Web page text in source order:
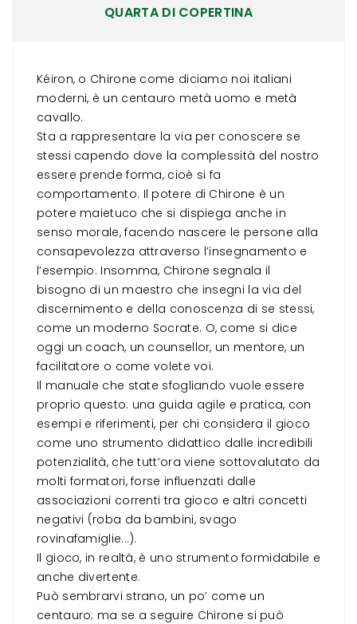
QUARTA DI COPERTINA
Kéiron, o Chirone come diciamo noi italiani
moderni, è un centauro metà uomo e metà
cavallo.
Sta a rappresentare la via per conoscere se
stessi capendo dove la complessità del nostro
essere prende forma, cioè si fa
comportamento. Il potere di Chirone è un
potere maietuco che si dispiega anche in
senso morale, facendo nascere le persone alla
consapevolezza attraverso l’insegnamento e
l’esempio. Insomma, Chirone segnala il
bisogno di un maestro che insegni la via del
discernimento e della conoscenza di se stessi,
come un moderno Socrate. O, come si dice
oggi un coach, un counsellor, un mentore, un
facilitatore o come volete voi.
Il manuale che state sfogliando vuole essere
proprio questo: una guida agile e pratica, con
esempi e riferimenti, per chi considera il gioco
come uno strumento didattico dalle incredibili
potenzialità, che tutt’ora viene sottovalutato da
molti formatori, forse influenzati dalle
associazioni correnti tra gioco e altri concetti
negativi (roba da bambini, svago
rovinafamiglie...).
Il gioco, in realtà, è uno strumento formidabile e
anche divertente.
Può sembrarvi strano, un po’ come un
centauro; ma se a seguire Chirone si può